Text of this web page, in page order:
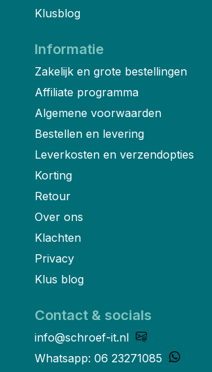
Klusblog
Informatie
Zakelijk en grote bestellingen
Affiliate programma
Algemene voorwaarden
Bestellen en levering
Leverkosten en verzendopties
Korting
Retour
Over ons
Klachten
Privacy
Klus blog
Contact & socials
info@schroef-it.nl
Whatsapp: 06 23271085